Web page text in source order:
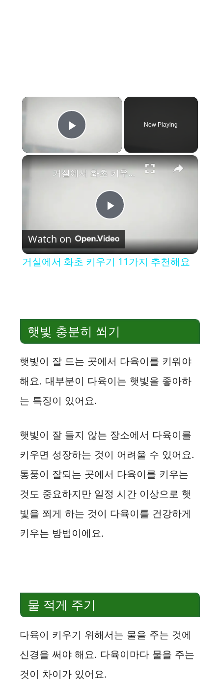
×
Play Video
Now Playing
×
P
l
V
i
o
거실에서 화초 키우기 11가지 추천해요
Watch on
거실에서 화초 키우기 11가지 추천해요
햇빛 충분히 쐬기
햇빛이 잘 드는 곳에서 다육이를 키워야
해요. 대부분이 다육이는 햇빛을 좋아하
는 특징이 있어요.
햇빛이 잘 들지 않는 장소에서 다육이를
키우면 성장하는 것이 어려울 수 있어요.
통풍이 잘되는 곳에서 다육이를 키우는
것도 중요하지만 일정 시간 이상으로 햇
빛을 쬐게 하는 것이 다육이를 건강하게
키우는 방법이에요.
물 적게 주기
다육이 키우기 위해서는 물을 주는 것에
신경을 써야 해요. 다육이마다 물을 주는
것이 차이가 있어요.